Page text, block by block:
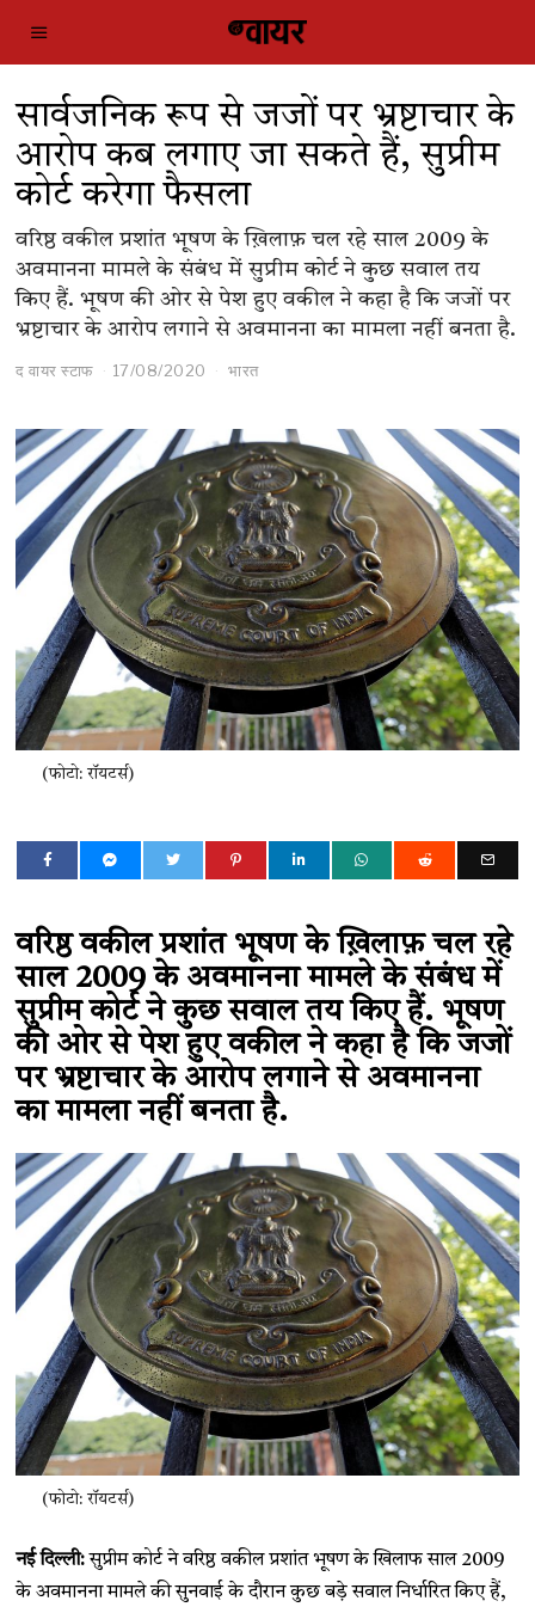
सार्वजनिक रूप से जजों पर भ्रष्टाचार के
आरोप कब लगाए जा सकते हैं, सुप्रीम
कोर्ट करेगा फैसला
वरिष्ठ वकील प्रशांत भूषण के ख़िलाफ़ चल रहे साल 2009 के
अवमानना मामले के संबंध में सुप्रीम कोर्ट ने कुछ सवाल तय
किए हैं. भूषण की ओर से पेश हुए वकील ने कहा है कि जजों पर
भ्रष्टाचार के आरोप लगाने से अवमानना का मामला नहीं बनता है.
द वायर स्टाफ 17/08/2020 भारत
(फोटो: रॉयटर्स)
वरिष्ठ वकील प्रशांत भूषण के ख़िलाफ़ चल रहे
साल 2009 के अवमानना मामले के संबंध में
सुप्रीम कोर्ट ने कुछ सवाल तय किए हैं. भूषण
की ओर से पेश हुए वकील ने कहा है कि जजों
पर भ्रष्टाचार के आरोप लगाने से अवमानना
का मामला नहीं बनता है.
(फोटो: रॉयटर्स)
नई दिल्ली:सुप्रीम कोर्ट ने वरिष्ठ वकील प्रशांत भूषण के खिलाफ साल 2009
के अवमानना मामले की सुनवाई के दौरान कुछ बड़े सवाल निर्धारित किए हैं,